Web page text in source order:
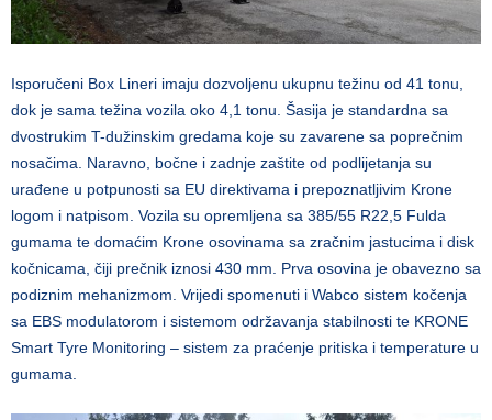
Isporučeni Box Lineri imaju dozvoljenu ukupnu težinu od 41 tonu,
dok je sama težina vozila oko 4,1 tonu. Šasija je standardna sa
dvostrukim T-dužinskim gredama koje su zavarene sa poprečnim
nosačima. Naravno, bočne i zadnje zaštite od podlijetanja su
urađene u potpunosti sa EU direktivama i prepoznatljivim Krone
logom i natpisom. Vozila su opremljena sa 385/55 R22,5 Fulda
gumama te domaćim Krone osovinama sa zračnim jastucima i disk
kočnicama, čiji prečnik iznosi 430 mm. Prva osovina je obavezno sa
podiznim mehanizmom. Vrijedi spomenuti i Wabco sistem kočenja
sa EBS modulatorom i sistemom održavanja stabilnosti te KRONE
Smart Tyre Monitoring – sistem za praćenje pritiska i temperature u
gumama.